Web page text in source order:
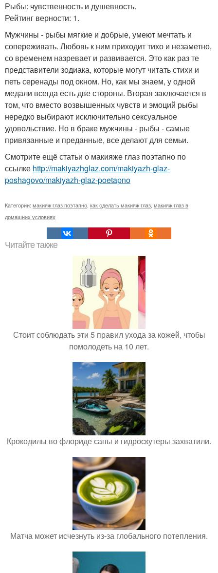
Рыбы: чувственность и душевность.
Рейтинг верности: 1.
Мужчины - рыбы мягкие и добрые, умеют мечтать и
сопереживать. Любовь к ним приходит тихо и незаметно,
со временем назревает и развивается. Это как раз те
представители зодиака, которые могут читать стихи и
петь серенады под окном. Но, как мы знаем, у одной
медали всегда есть две стороны. Вторая заключается в
том, что вместо возвышенных чувств и эмоций рыбы
нередко выбирают исключительно сексуальное
удовольствие. Но в браке мужчины - рыбы - самые
привязанные и преданные, все делают для семьи.
Смотрите ещё статьи о макияже глаз поэтапно по
ссылке http://makiyazhglaz.com/makiyazh-glaz-
poshagovo/makiyazh-glaz-poetapno
Категории: макияж глаз поэтапно как сделать макияж глаз макияж глаз в
домашних условиях
Читайте также
Стоит соблюдать эти 5 правил ухода за кожей, чтобы
помолодеть на 10 лет.
Крокодилы во флориде сапы и гидроскутеры захватили.
Матча может исчезнуть из-за глобального потепления.